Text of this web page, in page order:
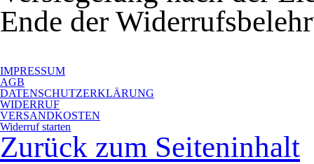
Ende der
IMPRESSUM
AGB
DATENSCHUTZERKLÄRUNG
WIDERRUF
VERSANDKOSTEN
Widerruf starten
Zurück zum Seiteninhalt